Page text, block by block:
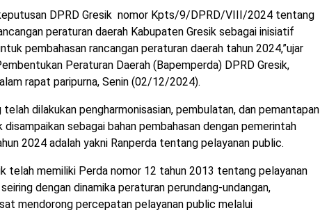
DPRD Gresik nomor Kpts/9/DPRD/VIII/2024 tentang
peraturan daerah Kabupaten Gresik sebagai inisiatif
pembahasan rancangan peraturan daerah tahun 2024,”ujar
Peraturan Daerah (Bapemperda) DPRD Gresik,
rapat paripurna, Senin (02/12/2024).
telah dilakukan pengharmonisasian, pembulatan, dan pemantapan
disampaikan sebagai bahan pembahasan dengan pemerintah
2024 adalah yakni Ranperda tentang pelayanan public.
telah memiliki Perda nomor 12 tahun 2013 tentang pelayanan
dengan dinamika peraturan perundang-undangan,
mendorong percepatan pelayanan public melalui